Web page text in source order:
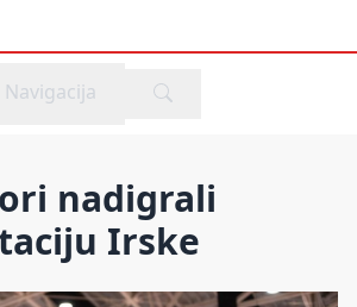
menu
Navigacija
nadigrali
Irske